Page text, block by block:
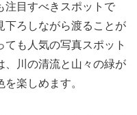
注目すべきスポットで
下ろしながら渡ることが
も人気の写真スポット
、川の清流と山々の緑が
楽しめます。